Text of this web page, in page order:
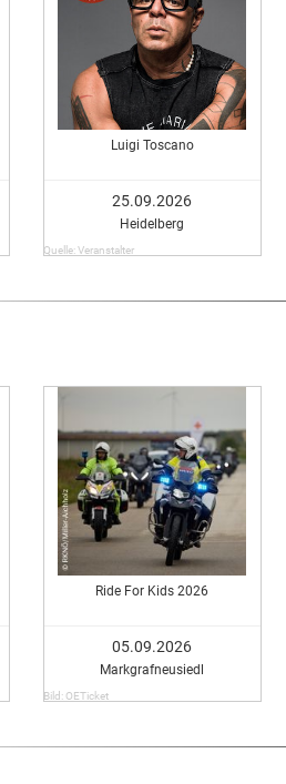
Luigi Toscano
25.09.2026
Heidelberg
Quelle: Veranstalter
Ride For Kids 2026
05.09.2026
Markgrafneusiedl
Bild: OETicket